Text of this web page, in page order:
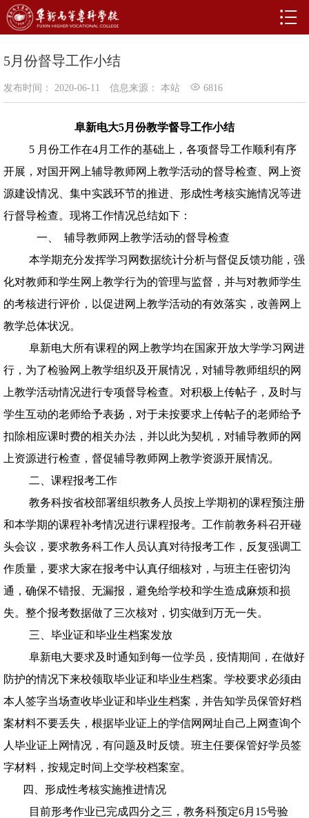
5月份督导工作小结
发布时间： 2020-06-11 信息来源： 本站 6816
阜新电大5月份教学督导工作小结
5 月份工作在4月工作的基础上，各项督导工作顺利有序
开展，对国开网上辅导教师网上教学活动的督导检查、网上资
源建设情况、集中实践环节的推进、形成性考核实施情况等进
行督导检查。现将工作情况总结如下：
一、 辅导教师网上教学活动的督导检查
本学期充分发挥学习网数据统计分析与督促反馈功能，强
化对教师和学生网上教学行为的管理与监督，并与对教师学生
的考核进行评价，以促进网上教学活动的有效落实，改善网上
教学总体状况。
阜新电大所有课程的网上教学均在国家开放大学学习网进
行，为了检验网上教学组织及开展情况，对辅导教师组织的网
上教学活动情况进行专项督导检查。对积极上传帖子，及时与
学生互动的老师给予表扬，对于未按要求上传帖子的老师给予
扣除相应课时费的相关办法，并以此为契机，对辅导教师的网
上资源进行检查，督促辅导教师网上教学资源开展情况。
二、课程报考工作
教务科按省校部署组织教务人员按上学期初的课程预注册
和本学期的课程补考情况进行课程报考。工作前教务科召开碰
头会议，要求教务科工作人员认真对待报考工作，反复强调工
作质量，要求大家在报考中认真仔细核对，与班主任密切沟
通，确保不错报、无漏报，避免给学校和学生造成麻烦和损
失。整个报考数据做了三次核对，切实做到万无一失。
三、毕业证和毕业生档案发放
阜新电大要求及时通知到每一位学员，疫情期间，在做好
防护的情况下来校领取毕业证和毕业生档案。学校要求必须由
本人签字当场查收毕业证和毕业生档案，并告知学员保管好档
案材料不要丢失，根据毕业证上的学信网网址自己上网查询个
人毕业证上网情况，有问题及时反馈。班主任要保管好学员签
字材料，按规定时间上交学校档案室。
四、形成性考核实施推进情况
目前形考作业已完成四分之三，教务科预定6月 15号验